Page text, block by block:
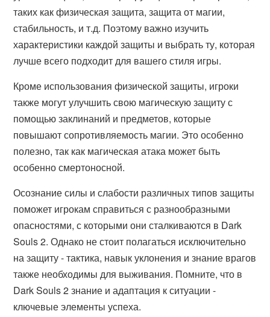
таких как физическая защита, защита от магии,
стабильность, и т.д. Поэтому важно изучить
характеристики каждой защиты и выбрать ту, которая
лучше всего подходит для вашего стиля игры.
Кроме использования физической защиты, игроки
также могут улучшить свою магическую защиту с
помощью заклинаний и предметов, которые
повышают сопротивляемость магии. Это особенно
полезно, так как магическая атака может быть
особенно смертоносной.
Осознание силы и слабости различных типов защиты
поможет игрокам справиться с разнообразными
опасностями, с которыми они сталкиваются в Dark
Souls 2. Однако не стоит полагаться исключительно
на защиту - тактика, навык уклонения и знание врагов
также необходимы для выживания. Помните, что в
Dark Souls 2 знание и адаптация к ситуации -
ключевые элементы успеха.